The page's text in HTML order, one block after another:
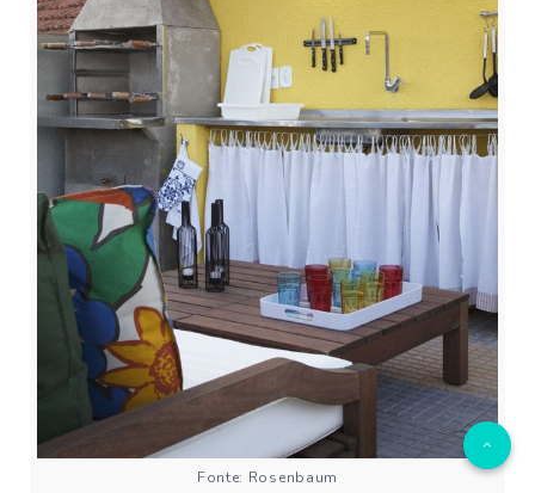
Fonte: Rosenbaum